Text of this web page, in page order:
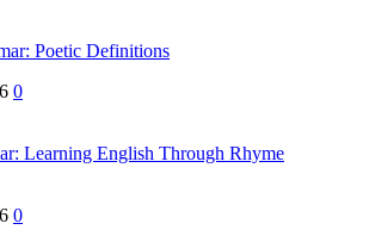
Poetic Definitions
0
Learning English Through Rhyme
0